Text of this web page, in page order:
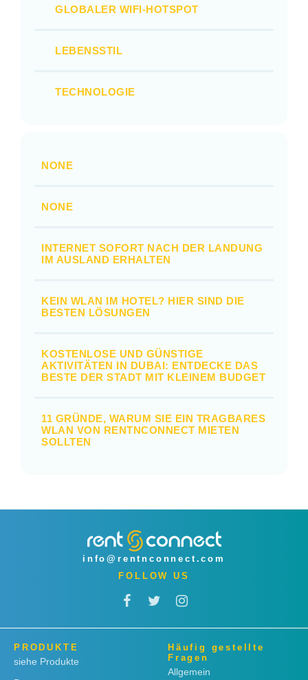
GLOBALER WIFI-HOTSPOT
LEBENSSTIL
TECHNOLOGIE
NONE
NONE
INTERNET SOFORT NACH DER LANDUNG
IM AUSLAND ERHALTEN
KEIN WLAN IM HOTEL? HIER SIND DIE
BESTEN LÖSUNGEN
KOSTENLOSE UND GÜNSTIGE
AKTIVITÄTEN IN DUBAI: ENTDECKE DAS
BESTE DER STADT MIT KLEINEM BUDGET
11 GRÜNDE, WARUM SIE EIN TRAGBARES
WLAN VON RENTNCONNECT MIETEN
SOLLTEN
info@rentnconnect.com
FOLLOW US
PRODUKTE
siehe Produkte
Häufig gestellte
Fragen
Allgemein